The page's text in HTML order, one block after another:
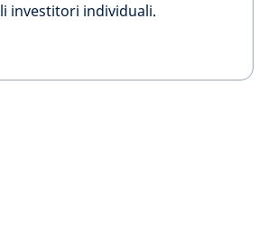
investitori individuali.